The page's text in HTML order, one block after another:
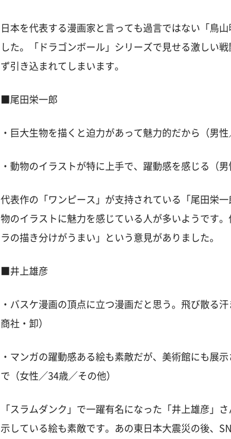
日本を代表する漫画家と言っても過言ではない「鳥
した。「ドラゴンボール」シリーズで見せる激しい
ず引き込まれてしまいます。
■尾田栄一郎
・巨大生物を描くと迫力があって魅力的だから（男性
・動物のイラストが特に上手で、躍動感を感じる（男
代表作の「ワンピース」が支持されている「尾田栄
物のイラストに魅力を感じている人が多いようです
ラの描き分けがうまい」という意見がありました。
■井上雄彦
・バスケ漫画の頂点に立つ漫画だと思う。飛び散る
商社・卸）
・マンガの躍動感ある絵も素敵だが、美術館にも展
で（女性／34歳／その他）
「スラムダンク」で一躍有名になった「井上雄彦」
示している絵も素敵です。あの東日本大震災の後、